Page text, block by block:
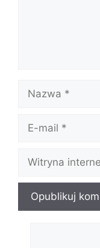
mail
internetowa